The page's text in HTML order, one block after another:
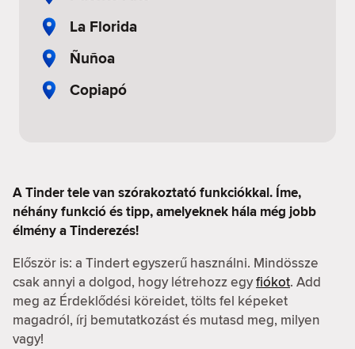
La Florida
Ñuñoa
Copiapó
A Tinder tele van szórakoztató funkciókkal. Íme,
néhány funkció és tipp, amelyeknek hála még jobb
élmény a Tinderezés!
Először is: a Tindert egyszerű használni. Mindössze
csak annyi a dolgod, hogy létrehozz egyfiókot. Add
meg az Érdeklődési köreidet, tölts fel képeket
magadról, írj bemutatkozást és mutasd meg, milyen
vagy!